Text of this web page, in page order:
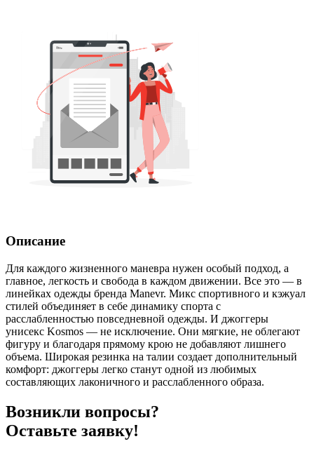
Описание
Для каждого жизненного маневра нужен особый подход, а
главное, легкость и свобода в каждом движении. Все это — в
линейках одежды бренда Manevr. Микс спортивного и кэжуал
стилей объединяет в себе динамику спорта с
расслабленностью повседневной одежды. И джоггеры
унисекс Kosmos — не исключение. Они мягкие, не облегают
фигуру и благодаря прямому крою не добавляют лишнего
объема. Широкая резинка на талии создает дополнительный
комфорт: джоггеры легко станут одной из любимых
составляющих лаконичного и расслабленного образа.
Возникли вопросы?
Оставьте заявку!